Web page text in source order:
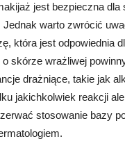
jest bezpieczna dla
warto zwrócić
która jest odpowiednia
skórze wrażliwej
drażniące, takie jak
jakichkolwiek reakcji
stosowanie bazy